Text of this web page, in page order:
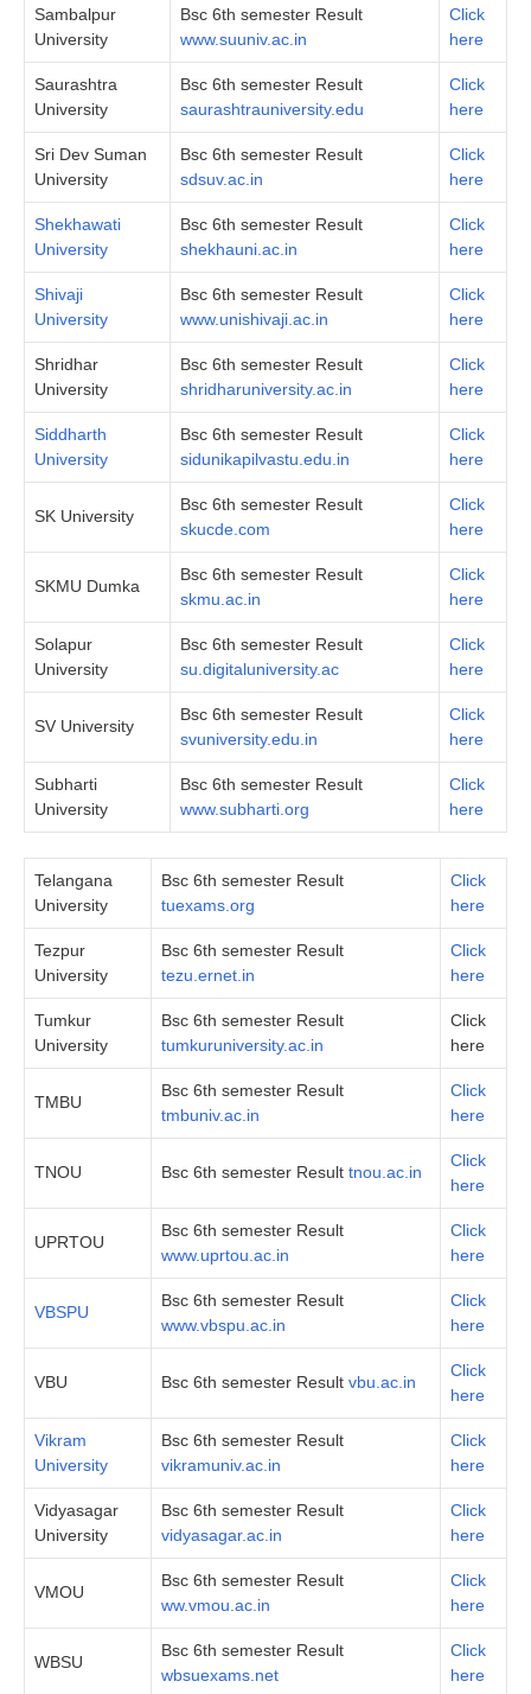
Sambalpur
University
Bsc 6th semester Result
www.suuniv.ac.in
Click
here
Saurashtra
University
Bsc 6th semester Result
saurashtrauniversity.edu
Click
here
Sri Dev Suman
University
Bsc 6th semester Result
sdsuv.ac.in
Click
here
Shekhawati
University
Bsc 6th semester Result
shekhauni.ac.in
Click
here
Shivaji
University
Bsc 6th semester Result
www.unishivaji.ac.in
Click
here
Shridhar
University
Bsc 6th semester Result
shridharuniversity.ac.in
Click
here
Siddharth
University
Bsc 6th semester Result
sidunikapilvastu.edu.in
Click
here
SK University
Bsc 6th semester Result
skucde.com
Click
here
SKMU Dumka
Bsc 6th semester Result
skmu.ac.in
Click
here
Solapur
University
Bsc 6th semester Result
su.digitaluniversity.ac
Click
here
SV University
Bsc 6th semester Result
svuniversity.edu.in
Click
here
Subharti
University
Bsc 6th semester Result
www.subharti.org
Click
here
Telangana
University
Bsc 6th semester Result
tuexams.org
Click
here
Tezpur
University
Bsc 6th semester Result
tezu.ernet.in
Click
here
Tumkur
University
Bsc 6th semester Result
tumkuruniversity.ac.in
Click
here
TMBU
Bsc 6th semester Result
tmbuniv.ac.in
Click
here
TNOU Bsc 6th semester Result tnou.ac.in
Click
here
UPRTOU
Bsc 6th semester Result
www.uprtou.ac.in
Click
here
VBSPU
Bsc 6th semester Result
www.vbspu.ac.in
Click
here
VBU Bsc 6th semester Result vbu.ac.in
Click
here
Vikram
University
Bsc 6th semester Result
vikramuniv.ac.in
Click
here
Vidyasagar
University
Bsc 6th semester Result
vidyasagar.ac.in
Click
here
VMOU
Bsc 6th semester Result
ww.vmou.ac.in
Click
here
WBSU
Bsc 6th semester Result
wbsuexams.net
Click
here